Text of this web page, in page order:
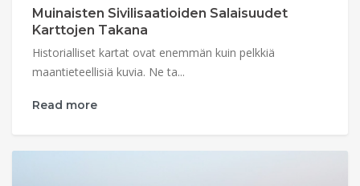
Muinaisten Sivilisaatioiden Salaisuudet
Karttojen Takana
Historialliset kartat ovat enemmän kuin pelkkiä
maantieteellisiä kuvia. Ne ta...
Read more